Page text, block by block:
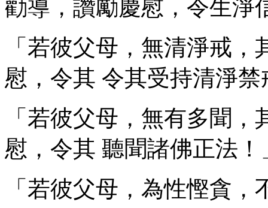
勸導，讚勵慶慰，令生淨
「若彼父母，無清淨戒
慰，令其 令其受持清淨禁
「若彼父母，無有多聞
慰，令其 聽聞諸佛正法！
「若彼父母，為性慳貪